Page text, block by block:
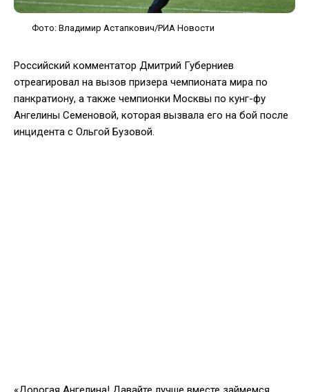
Фото: Владимир Астапкович/РИА Новости
Российский комментатор Дмитрий Губерниев
отреагировал на вызов призера чемпионата мира по
панкратиону, а также чемпионки Москвы по кунг-фу
Ангелины Семеновой, которая вызвала его на бой после
инцидента с Ольгой Бузовой.